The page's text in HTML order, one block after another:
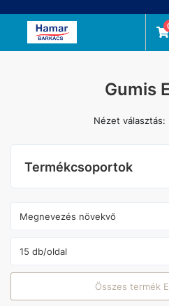
Gumis
Nézet választás:
Termékcsoportok
Összes termék